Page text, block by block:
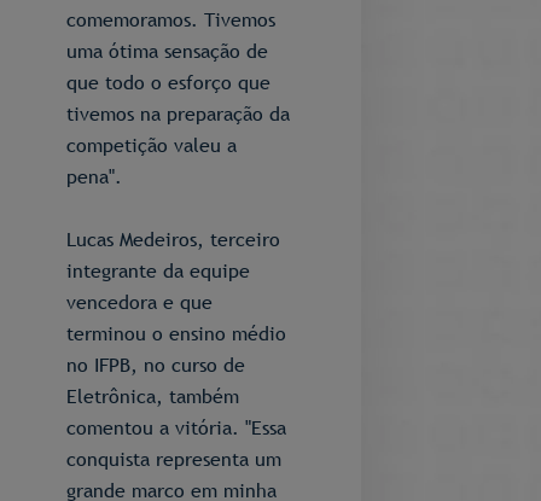
comemoramos. Tivemos
uma ótima sensação de
que todo o esforço que
tivemos na preparação da
competição valeu a
pena".
Lucas Medeiros, terceiro
integrante da equipe
vencedora e que
terminou o ensino médio
no IFPB, no curso de
Eletrônica, também
comentou a vitória. "Essa
conquista representa um
grande marco em minha